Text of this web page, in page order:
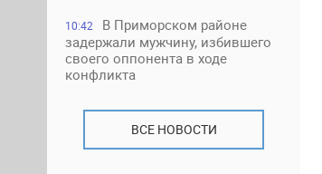
10:42
В Приморском районе
задержали мужчину, избившего
своего оппонента в ходе
конфликта
ВСЕ НОВОСТИ